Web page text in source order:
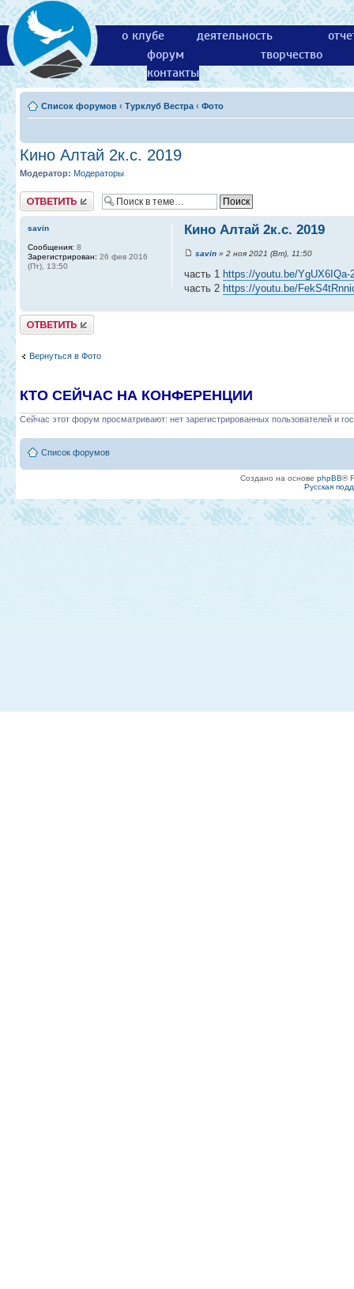
о клубе деятельность
форум
творчество
контакты
Список форумов ‹ Турклуб Вестра ‹ Фото
Кино Алтай 2к.с. 2019
Модератор: Модераторы
Ответить
Кино Алтай 2к.с. 2019
savin » 2 ноя 2021 (Вт), 11:50
часть 1 https://youtu.be/YgUX6IQa-
часть 2 https://youtu.be/
savin
Сообщения: 8
Зарегистрирован: 26 фев 2016
(Пт), 13:50
Ответить
Вернуться в Фото
КТО СЕЙЧАС НА КОНФЕРЕНЦИИ
Сейчас этот форум просматривают: нет зарегистрированных пользователей и
Список форумов
Создано на основе phpBB®
Русская